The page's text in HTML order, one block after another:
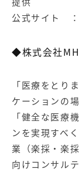
公式サイト
◆株式会社
「医療をとり
ケーションの
「健全な医療
ンを実現すべ
業（楽採・楽
向けコンサル